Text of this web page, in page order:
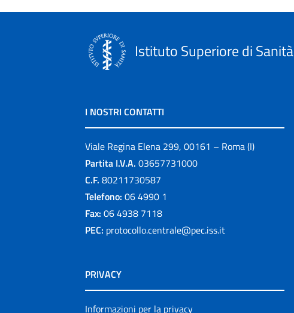
Istituto Superiore di Sanità
I NOSTRI CONTATTI
Viale Regina Elena 299, 00161 – Roma (I)
Partita I.V.A. 03657731000
C.F. 80211730587
Telefono: 06 4990 1
Fax: 06 4938 7118
PEC: protocollo.centrale@pec.iss.it
PRIVACY
Informazioni per la privacy